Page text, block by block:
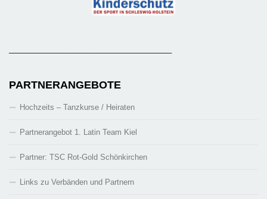
PARTNERANGEBOTE
Hochzeits – Tanzkurse / Heiraten
Partnerangebot 1. Latin Team Kiel
Partner: TSC Rot-Gold Schönkirchen
Links zu Verbänden und Partnern